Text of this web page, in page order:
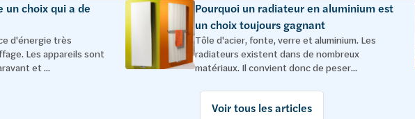
un choix qui a de
d'énergie très
Les appareils sont
et ...
Pourquoi un radiateur en aluminium est
un choix toujours gagnant
Tôle d'acier, fonte, verre et aluminium. Les
radiateurs existent dans de nombreux
matériaux. Il convient donc de peser...
Voir tous les articles